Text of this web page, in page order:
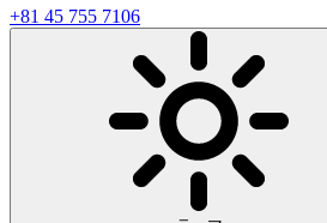
+81 45 755 7106